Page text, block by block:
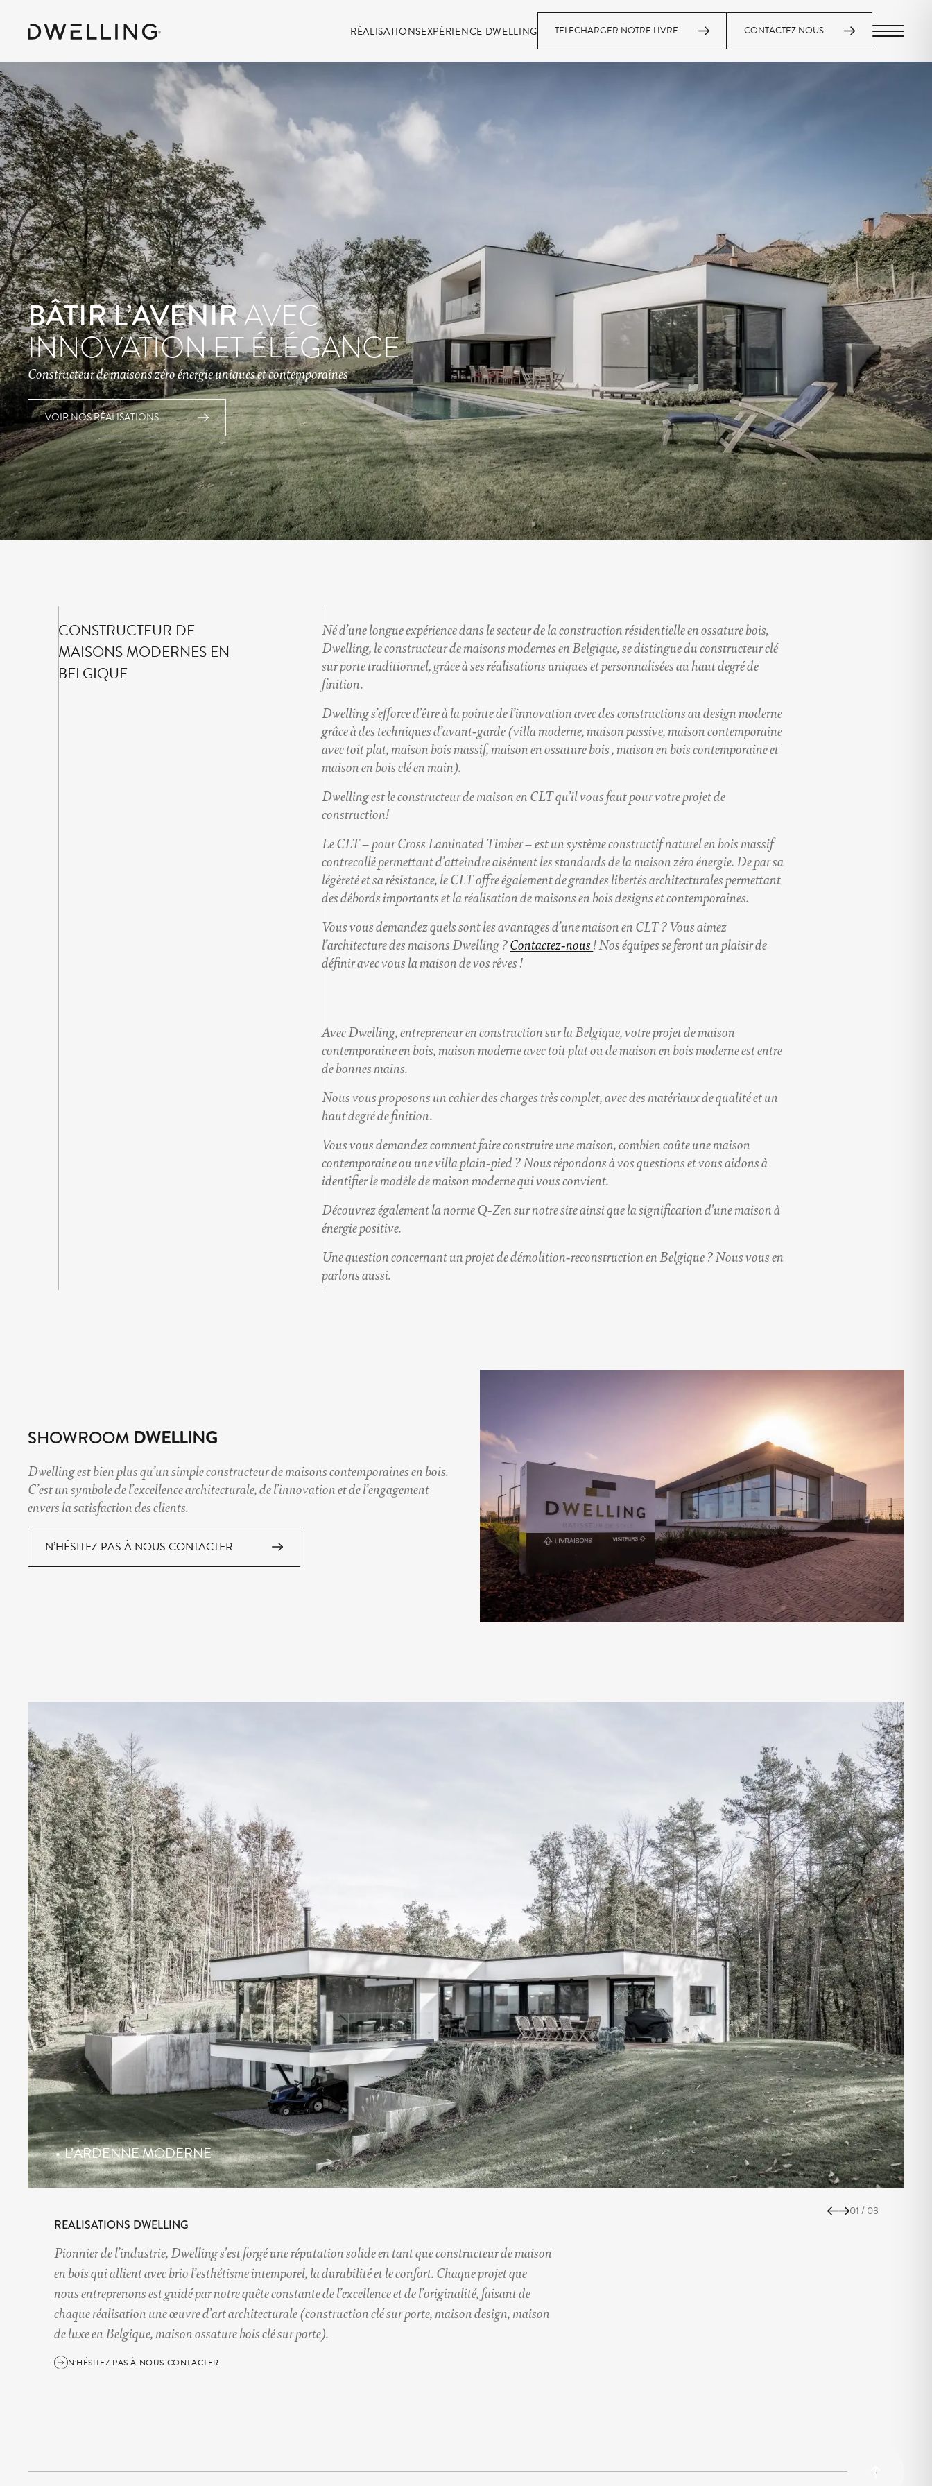
RÉALISATIONSEXPÉRIENCE DWELLING TELECHARGER NOTRE LIVRE CONTACTEZ NOUS MENU
BÂTIR L’AVENIRAVEC
INNOVATION ET ÉLÉGANCE
Constructeur de maisons zéro énergie uniques et contemporaines
VOIR NOS RÉALISATIONS
CONSTRUCTEUR DE
MAISONS MODERNES EN
BELGIQUE
Né d’une longue expérience dans le secteur de la construction résidentielle enossature bois,
Dwelling, leconstructeur de maisons modernes en Belgique, se distingue duconstructeur clé
sur portetraditionnel, grâce à ses réalisations uniques et personnalisées au haut degré de
finition.
Dwelling s’efforce d’être à la pointe de l’innovation avec des constructions au design moderne
grâce à des techniques d’avant-garde (villa moderne,maison passive,maison contemporaine
avec toit plat,maison bois massif,maison en ossature bois,maison en bois contemporaineet
maison en bois clé en main).
Dwelling est leconstructeur de maisonen CLT qu’il vous faut pour votre projet de
construction!
LeCLT– pourCross Laminated Timber– est un système constructif naturel en bois massif
contrecollé permettant d’atteindre aisément les standards de lamaison zéro énergie. De par sa
légèreté et sa résistance, le CLT offre également de grandes libertés architecturales permettant
des débords importants et la réalisation demaisons en bois designs et contemporaines.
Vous vous demandez quels sont les avantages d’une maison en CLT ? Vous aimez
l’architecture des maisons Dwelling ?Contactez-nous! Nos équipes se feront un plaisir de
définir avec vous la maison de vos rêves !
Avec Dwelling,entrepreneur en construction sur la Belgique, votre projet demaison
contemporaine en bois,maison moderne avec toit platou demaison en bois moderneest entre
de bonnes mains.
Nous vous proposons un cahier des charges très complet, avec des matériaux de qualité et un
haut degré de finition.
Vous vous demandez commentfaire construire une maison,combien coûte une maison
contemporaineou unevilla plain-pied? Nous répondons à vos questions et vous aidons à
identifier lemodèle de maison modernequi vous convient.
Découvrez également la normeQ-Zensur notre site ainsi que la signification d’unemaison à
énergie positive.
Une question concernant un projet dedémolition-reconstruction en Belgique? Nous vous en
parlons aussi.
SHOWROOM DWELLING
Dwelling est bien plus qu’un simple constructeur demaisons contemporainesen bois.
C’est un symbole de l’excellence architecturale, de l’innovation et de l’engagement
envers la satisfaction des clients.
N’HÉSITEZ PAS À NOUS CONTACTER
L’ARDENNE MODERNE
01/03
REALISATIONS DWELLING
Pionnier de l’industrie, Dwelling s’est forgé une réputation solide en tant queconstructeur de maison
en boisqui allient avec brio l’esthétisme intemporel, la durabilité et le confort. Chaque projet que
nous entreprenons est guidé par notre quête constante de l’excellence et de l’originalité, faisant de
chaque réalisation une œuvre d’art architecturale (construction clé sur porte,maison design,maison
de luxe en Belgique,maison ossature bois clé sur porte).
N’HÉSITEZ PAS À NOUS CONTACTER
DWELLING
constructeur de maison
en bois
construction clé sur porte
construction maison de luxe maison ossature bois clé sur porte
DWELLING
constructeur de maison
en bois
construction clé sur porte maison design
construction maison de luxe maison ossature bois clé sur porte